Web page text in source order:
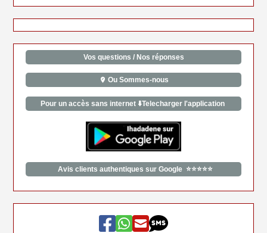
Vos questions / Nos réponses
Ou Sommes-nous
Pour un accès sans internet ⬇️Telecharger l'application
Avis clients authentiques sur Google ⭐⭐⭐⭐⭐